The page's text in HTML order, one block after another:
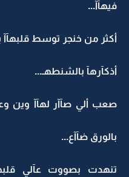
فيهآآ...
أكثر من خنجر توسط
أذكآرهآ بالشنطهـ...
صعب ألي صآآر لهآآ وين
بالورق ضآآع...
تنهدت بصووت عآلي